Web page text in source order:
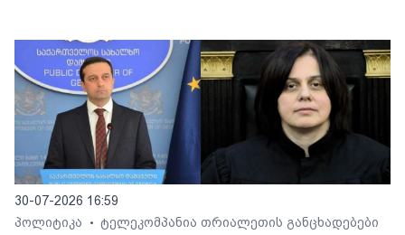
30-07-2026 16:59
პოლიტიკა
• ტელეკომპანია თრიალეთის განცხადებები